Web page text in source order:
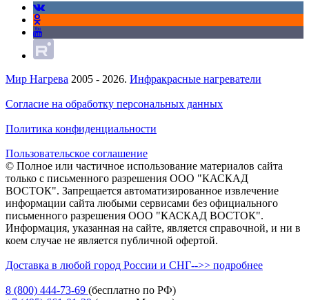
Мир Нагрева 2005 - 2026. Инфракрасные нагреватели
Согласие на обработку персональных данных
Политика конфиденциальности
Пользовательское соглашение
© Полное или частичное использование материалов сайта
только с письменного разрешения ООО "КАСКАД
ВОСТОК". Запрещается автоматизированное извлечение
информации сайта любыми сервисами без официального
письменного разрешения ООО "КАСКАД ВОСТОК".
Информация, указанная на сайте, является справочной, и ни в
коем случае не является публичной офертой.
Доставка в любой город России и СНГ-->> подробнее
8 (800) 444-73-69 (бесплатно по РФ)